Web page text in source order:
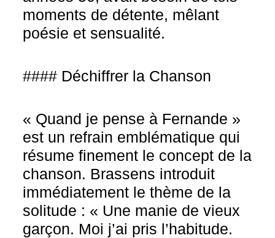
moments de détente, mêlant
poésie et sensualité.
#### Déchiffrer la Chanson
« Quand je pense à Fernande »
est un refrain emblématique qui
résume finement le concept de la
chanson. Brassens introduit
immédiatement le thème de la
solitude : « Une manie de vieux
garçon. Moi j’ai pris l’habitude.